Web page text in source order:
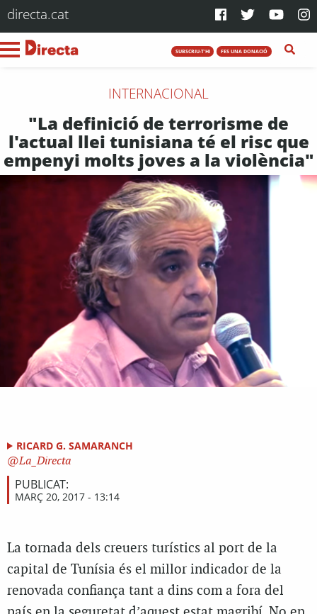
directa.cat
SUBSCRIU-T'HI FES UNA DONACIÓ
INTERNACIONAL
"La definició de terrorisme de
l'actual llei tunisiana té el risc que
empenyi molts joves a la violència"
RICARD G. SAMARANCH
La_Directa
PUBLICAT:
MARÇ 20, 2017 - 13:14
La tornada dels creuers turístics al port de la
capital de Tunísia és el millor indicador de la
renovada confiança tant a dins com a fora del